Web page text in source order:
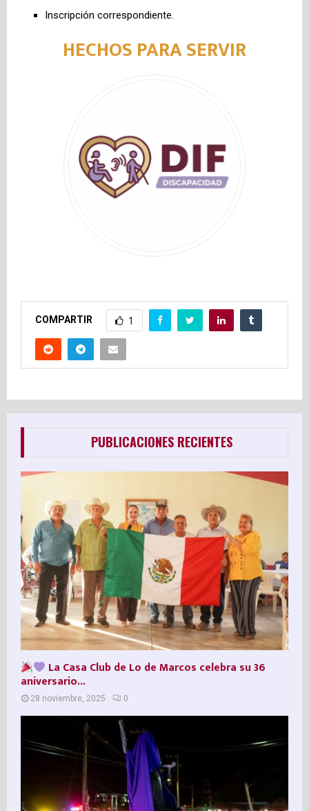
Inscripción correspondiente.
HECHOS PARA SERVIR
COMPARTIR 1
PUBLICACIONES RECIENTES
La Casa Club de Lo de Marcos celebra su 36º
aniversario...
28 noviembre, 2025 0